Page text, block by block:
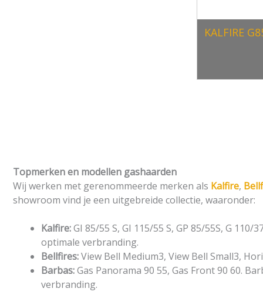
KALFIRE
Topmerken en modellen gashaarden
Wij werken met gerenommeerde merken als Kalfire,
showroom vind je een uitgebreide collectie, waaronder:
Kalfire:GI 85/55 S, GI 115/55 S, GP 85/55S, G
optimale verbranding.
Bellfires:View Bell Medium3, View Bell Small3,
Barbas:Gas Panorama 90 55, Gas Front 90 60.
verbranding.